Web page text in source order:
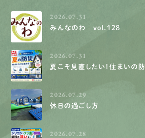
2026.07.31
みんなのわ vol.128
2026.07.31
夏こそ見直したい！住まいの
2026.07.29
休日の過ごし方
2026.07.28